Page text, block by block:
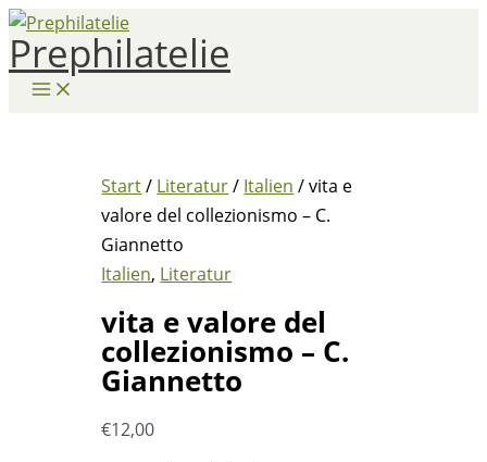
Zum
Inhalt
springen
Prephilatelie
Start/ Literatur/ Italien / vita e
valore del collezionismo – C.
Giannetto
Italien, Literatur
vita e valore del
collezionismo – C.
Giannetto
€12,00